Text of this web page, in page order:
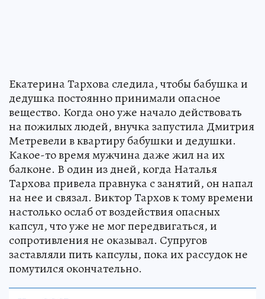
Екатерина Тархова следила, чтобы бабушка и
дедушка постоянно принимали опасное
вещество. Когда оно уже начало действовать
на пожилых людей, внучка запустила Дмитрия
Метревели в квартиру бабушки и дедушки.
Какое-то время мужчина даже жил на их
балконе. В один из дней, когда Наталья
Тархова привела правнука с занятий, он напал
на нее и связал. Виктор Тархов к тому времени
настолько ослаб от воздействия опасных
капсул, что уже не мог передвигаться, и
сопротивления не оказывал. Супругов
заставляли пить капсулы, пока их рассудок не
помутился окончательно.